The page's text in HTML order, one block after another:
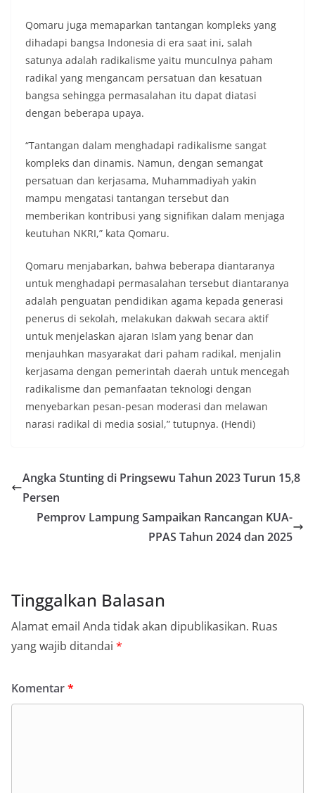
Qomaru juga memaparkan tantangan kompleks yang
dihadapi bangsa Indonesia di era saat ini, salah
satunya adalah radikalisme yaitu munculnya paham
radikal yang mengancam persatuan dan kesatuan
bangsa sehingga permasalahan itu dapat diatasi
dengan beberapa upaya.
“Tantangan dalam menghadapi radikalisme sangat
kompleks dan dinamis. Namun, dengan semangat
persatuan dan kerjasama, Muhammadiyah yakin
mampu mengatasi tantangan tersebut dan
memberikan kontribusi yang signifikan dalam menjaga
keutuhan NKRI,” kata Qomaru.
Qomaru menjabarkan, bahwa beberapa diantaranya
untuk menghadapi permasalahan tersebut diantaranya
adalah penguatan pendidikan agama kepada generasi
penerus di sekolah, melakukan dakwah secara aktif
untuk menjelaskan ajaran Islam yang benar dan
menjauhkan masyarakat dari paham radikal, menjalin
kerjasama dengan pemerintah daerah untuk mencegah
radikalisme dan pemanfaatan teknologi dengan
menyebarkan pesan-pesan moderasi dan melawan
narasi radikal di media sosial,” tutupnya. (Hendi)
Angka Stunting di Pringsewu Tahun 2023 Turun 15,8
Persen
Pemprov Lampung Sampaikan Rancangan KUA-
PPAS Tahun 2024 dan 2025
Tinggalkan Balasan
Alamat email Anda tidak akan dipublikasikan. Ruas
yang wajib ditandai *
Komentar*